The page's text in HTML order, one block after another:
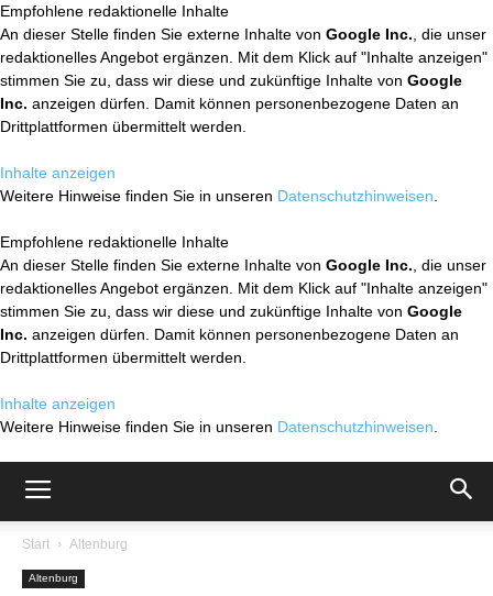
Empfohlene redaktionelle Inhalte
An dieser Stelle finden Sie externe Inhalte von Google Inc. , die unser
redaktionelles Angebot ergänzen. Mit dem Klick auf "Inhalte anzeigen"
stimmen Sie zu, dass wir diese und zukünftige Inhalte von Google
Inc. anzeigen dürfen. Damit können personenbezogene Daten an
Drittplattformen übermittelt werden.
Inhalte anzeigen
Weitere Hinweise finden Sie in unseren Datenschutzhinweisen
Empfohlene redaktionelle Inhalte
An dieser Stelle finden Sie externe Inhalte von Google Inc. , die unser
redaktionelles Angebot ergänzen. Mit dem Klick auf "Inhalte anzeigen"
stimmen Sie zu, dass wir diese und zukünftige Inhalte von Google
Inc. anzeigen dürfen. Damit können personenbezogene Daten an
Drittplattformen übermittelt werden.
Inhalte anzeigen
Weitere Hinweise finden Sie in unseren Datenschutzhinweisen
Start Altenburg
Altenburg